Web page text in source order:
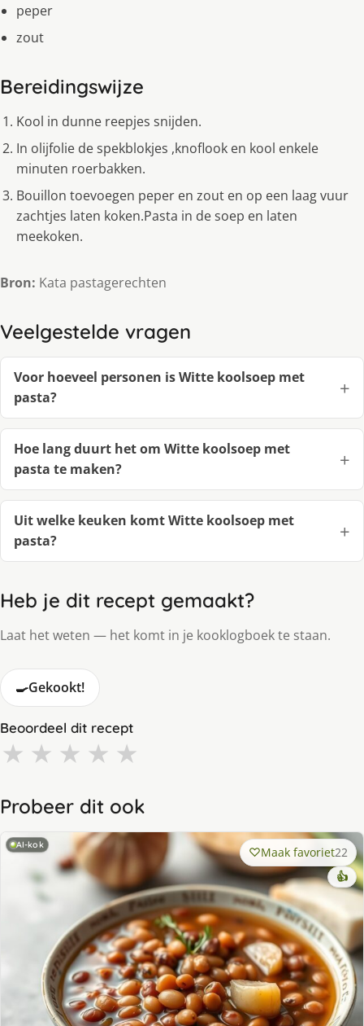
peper
zout
Bereidingswijze
Kool in dunne reepjes snijden.
In olijfolie de spekblokjes ,knoflook en kool enkele
minuten roerbakken.
Bouillon toevoegen peper en zout en op een laag vuur
zachtjes laten koken.Pasta in de soep en laten
meekoken.
Bron: Kata pastagerechten
Veelgestelde vragen
Voor hoeveel personen is Witte koolsoep met
pasta?
Hoe lang duurt het om Witte koolsoep met
pasta te maken?
Uit welke keuken komt Witte koolsoep met
pasta?
Heb je dit recept gemaakt?
Laat het weten — het komt in je kooklogboek te staan.
🍳Gekookt!
Beoordeel dit recept
★ ★ ★ ★ ★
Probeer dit ook
AI-kok Maak favoriet22
👍